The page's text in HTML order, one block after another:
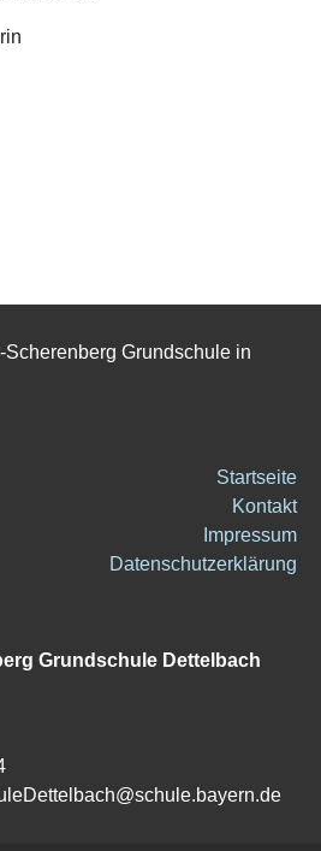
Grundschule Dettelbach
Startseite
Kontakt
Impressum
Datenschutzerklärung